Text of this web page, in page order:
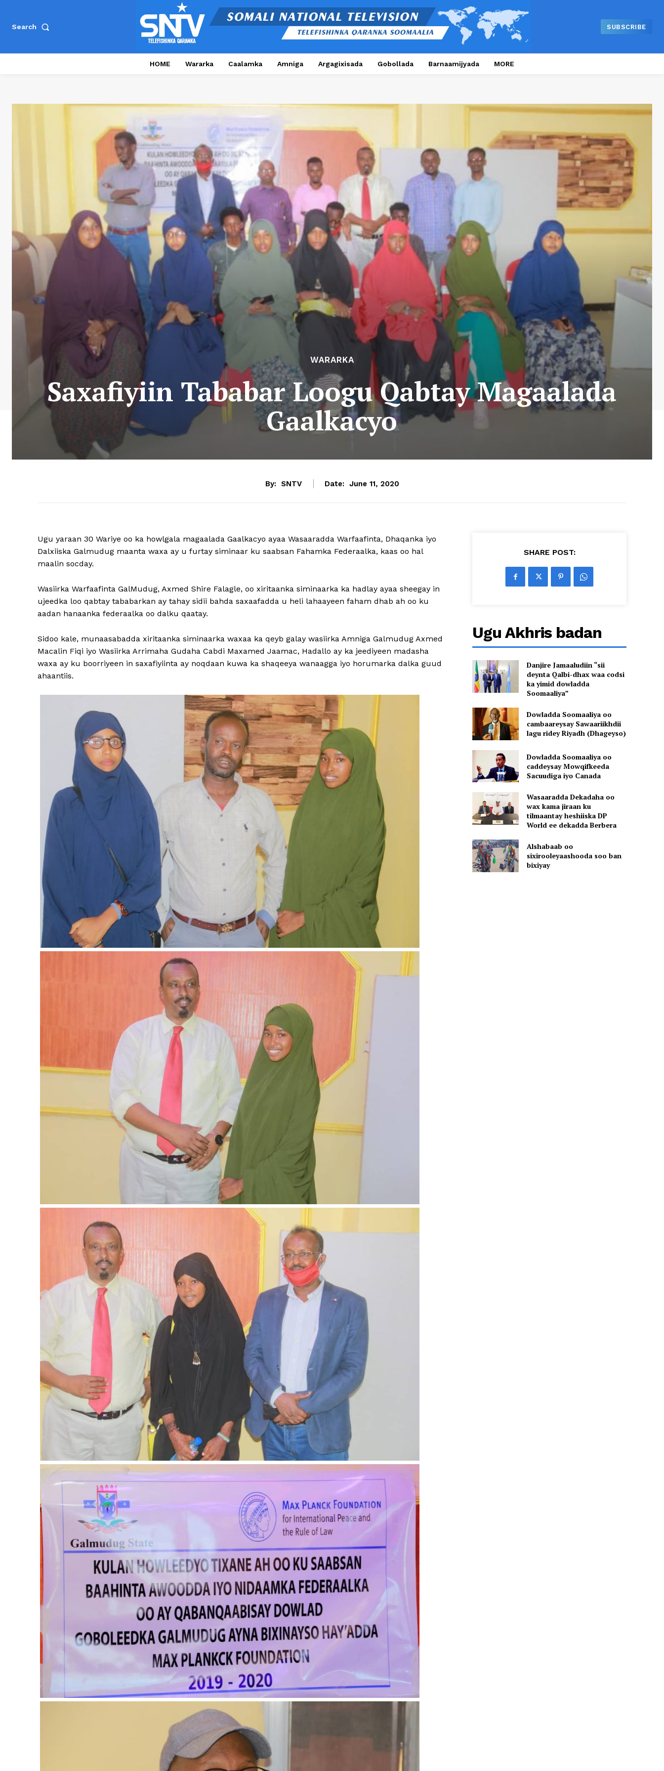
Search SUBSCRIBE
HOME Wararka Caalamka Amniga Argagixisada Gobollada Barnaamijyada MORE
WARARKA
Saxafiyiin Tababar Loogu Qabtay Magaalada
Gaalkacyo
By: SNTV Date: June 11, 2020
Ugu yaraan 30 Wariye oo ka howlgala magaalada Gaalkacyo ayaa Wasaaradda Warfaafinta, Dhaqanka iyo
Dalxiiska Galmudug maanta waxa ay u furtay siminaar ku saabsan Fahamka Federaalka, kaas oo hal
maalin socday.
Wasiirka Warfaafinta GalMudug, Axmed Shire Falagle, oo xiritaanka siminaarka ka hadlay ayaa sheegay in
ujeedka loo qabtay tababarkan ay tahay sidii bahda saxaafadda u heli lahaayeen faham dhab ah oo ku
aadan hanaanka federaalka oo dalku qaatay.
Sidoo kale, munaasabadda xiritaanka siminaarka waxaa ka qeyb galay wasiirka Amniga Galmudug Axmed
Macalin Fiqi iyo Wasiirka Arrimaha Gudaha Cabdi Maxamed Jaamac, Hadallo ay ka jeediyeen madasha
waxa ay ku boorriyeen in saxafiyiinta ay noqdaan kuwa ka shaqeeya wanaagga iyo horumarka dalka guud
ahaantiis.
SHARE POST:
Ugu Akhris badan
Danjire Jamaaludiin “sii
deynta Qalbi-dhax waa codsi
ka yimid dowladda
Soomaaliya”
Dowladda Soomaaliya oo
cambaareysay Sawaariikhdii
lagu ridey Riyadh (Dhageyso)
Dowladda Soomaaliya oo
caddeysay Mowqifkeeda
Sacuudiga iyo Canada
Wasaaradda Dekadaha oo
wax kama jiraan ku
tilmaantay heshiiska DP
World ee dekadda Berbera
Alshabaab oo
sixirooleyaashooda soo ban
bixiyay